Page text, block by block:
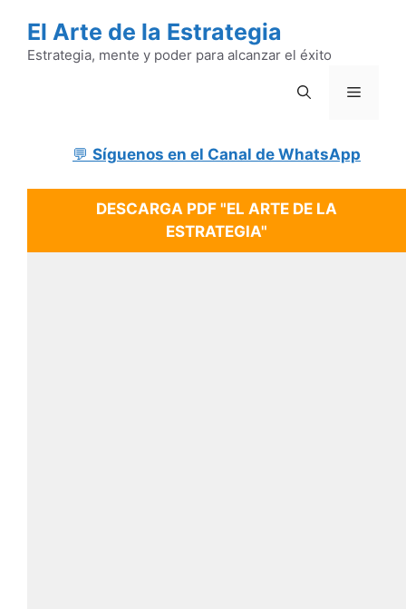
contenido
El Arte de la Estrategia
Estrategia, mente y poder para alcanzar el éxito
Menú
💬 Síguenos en el Canal de WhatsApp
DESCARGA PDF "EL ARTE DE LA
ESTRATEGIA"